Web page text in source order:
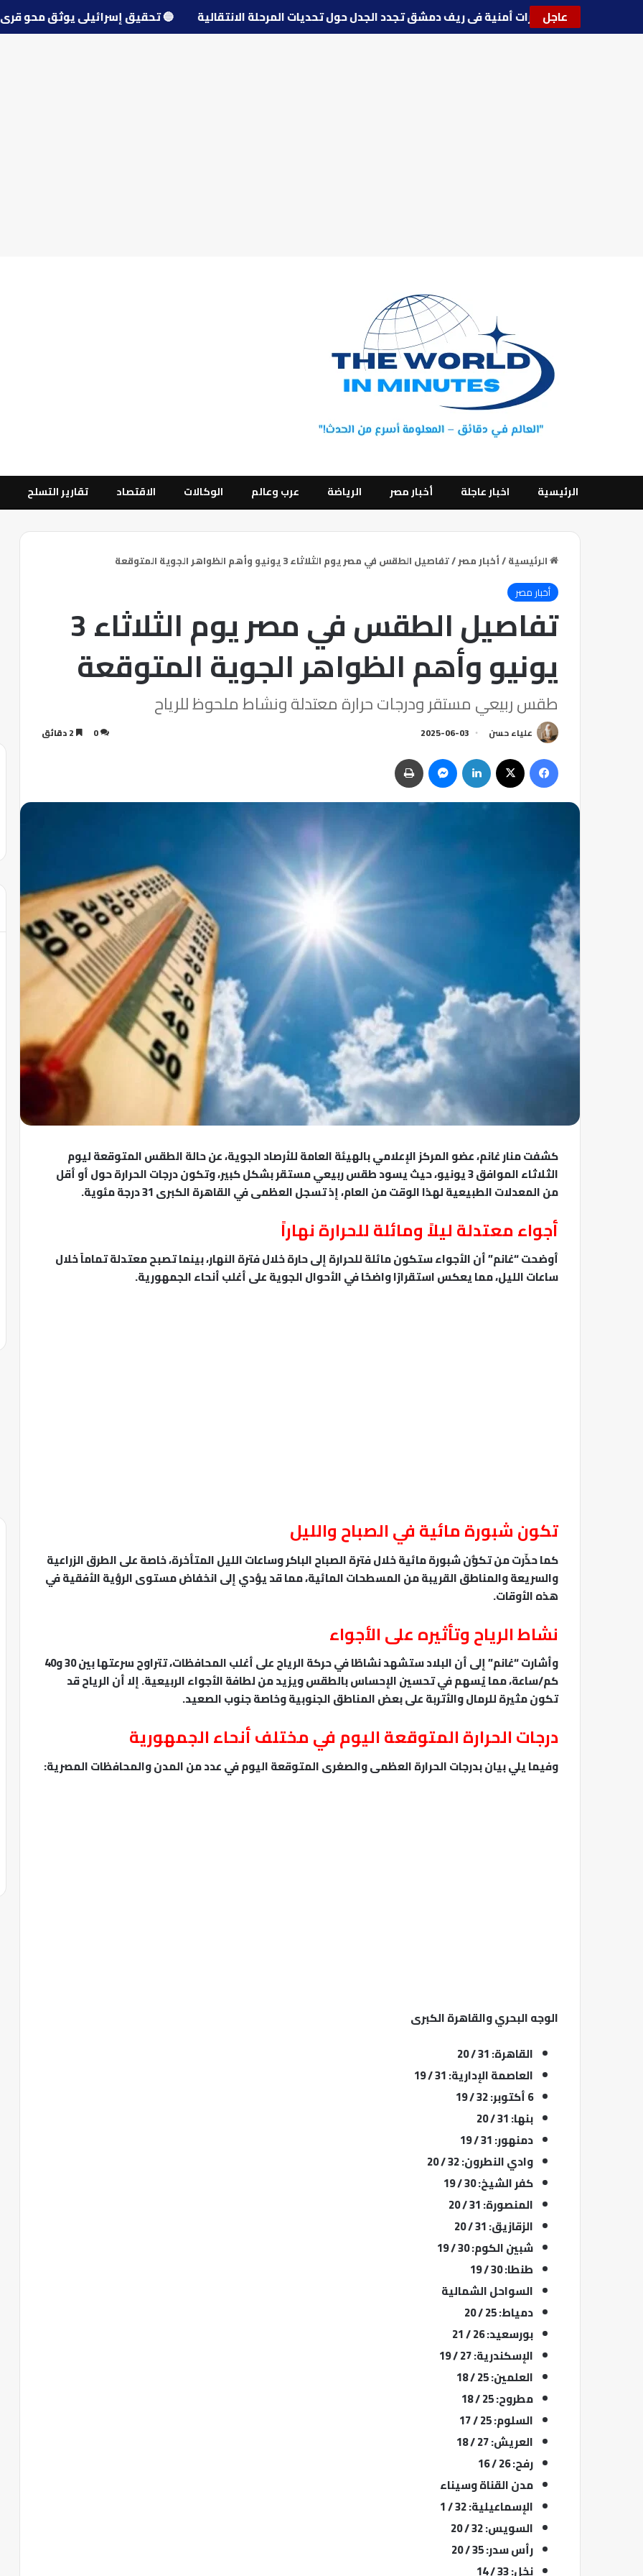
عاجل 🔵توترات أمنية في ريف دمشق تجدد الجدل حول تحديات المرحلة الانتقالية 🔵تحقيق إسرائيلي يوثق
الرئيسية اخبار عاجلة أخبار مصر الرياضة عرب وعالم الوكالات الاقتصاد تقارير التسلح
الرئيسية/أخبار مصر/تفاصيل الطقس في مصر يوم الثلاثاء 3 يونيو وأهم الظواهر الجوية المتوقعة
أخبار مصر
تفاصيل الطقس في مصر يوم الثلاثاء 3
يونيو وأهم الظواهر الجوية المتوقعة
طقس ربيعي مستقر ودرجات حرارة معتدلة ونشاط ملحوظ للرياح
علياء حسن 2025-06-03
0
كشفت منار غانم، عضو المركز الإعلامي بالهيئة العامة للأرصاد الجوية، عن حالة الطقس المتوقعة ليوم
الثلاثاء الموافق 3 يونيو، حيث يسود طقس ربيعي مستقر بشكل كبير، وتكون درجات الحرارة حول أو أقل
من المعدلات الطبيعية لهذا الوقت من العام، إذ تسجل العظمى في القاهرة الكبرى 31 درجة مئوية.
أجواء معتدلة ليلاً ومائلة للحرارة نهاراً
أوضحت “غانم” أن الأجواء ستكون مائلة للحرارة إلى حارة خلال فترة النهار، بينما تصبح معتدلة تماماً خلال
ساعات الليل، مما يعكس استقرارًا واضحًا في الأحوال الجوية على أغلب أنحاء الجمهورية.
تكون شبورة مائية في الصباح والليل
كما حذّرت من تكوُّن شبورة مائية خلال فترة الصباح الباكر وساعات الليل المتأخرة، خاصة على الطرق الزراعية
والسريعة والمناطق القريبة من المسطحات المائية، مما قد يؤدي إلى انخفاض مستوى الرؤية الأفقية في
هذه الأوقات.
نشاط الرياح وتأثيره على الأجواء
وأشارت “غانم” إلى أن البلاد ستشهد نشاطًا في حركة الرياح على أغلب المحافظات، تتراوح سرعتها بين 30 و40
كم/ساعة، مما يُسهم في تحسين الإحساس بالطقس ويزيد من لطافة الأجواء الربيعية. إلا أن الرياح قد
تكون مثيرة للرمال والأتربة على بعض المناطق الجنوبية وخاصة جنوب الصعيد.
درجات الحرارة المتوقعة اليوم في مختلف أنحاء الجمهورية
وفيما يلي بيان بدرجات الحرارة العظمى والصغرى المتوقعة اليوم في عدد من المدن والمحافظات المصرية:
الوجه البحري والقاهرة الكبرى
القاهرة: 31 / 20
العاصمة الإدارية: 31 / 19
6 أكتوبر: 32 / 19
بنها: 31 / 20
دمنهور: 31 / 19
وادي النطرون: 32 / 20
كفر الشيخ: 30 / 19
المنصورة: 31 / 20
الزقازيق: 31 / 20
شبين الكوم: 30 / 19
طنطا: 30 / 19
السواحل الشمالية
دمياط: 25 / 20
بورسعيد: 26 / 21
الإسكندرية: 27 / 19
العلمين: 25 / 18
مطروح: 25 / 18
السلوم: 25 / 17
العريش: 27 / 18
رفح: 26 / 16
مدن القناة وسيناء
الإسماعيلية: 32 / 1
السويس: 32 / 20
رأس سدر: 35 / 20
نخل: 33 / 14